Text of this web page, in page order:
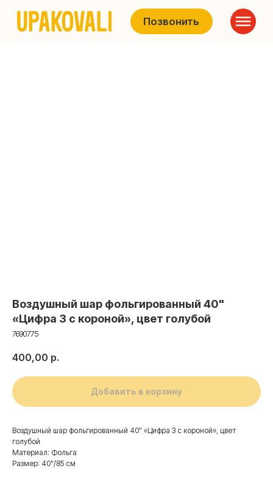
Позвонить
Воздушный шар фольгированный 40"
«Цифра 3 с короной», цвет голубой
7690775
400,00 р.
Добавить в корзину
Воздушный шар фольгированный 40" «Цифра 3 с короной», цвет
голубой
Материал: Фольга
Размер: 40"/85 смКонтакты